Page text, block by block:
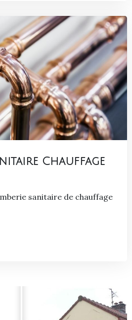
Chauffage
sanitaire de chauffage